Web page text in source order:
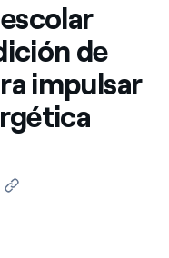
conviene
y ahorra
de
impulsar